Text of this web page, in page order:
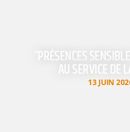
“PRÉSENCES
AU SERVICE DE
13 JUIN